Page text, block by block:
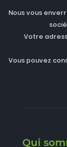
Nous vous
Votre
Vous pouvez
Qui